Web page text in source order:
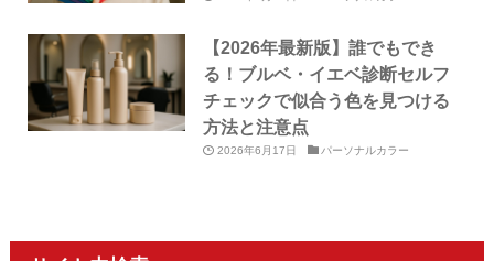
【2026年最新版】誰でもでき
る！ブルベ・イエベ診断セルフ
チェックで似合う色を見つける
方法と注意点
2026年6月17日 パーソナルカラー